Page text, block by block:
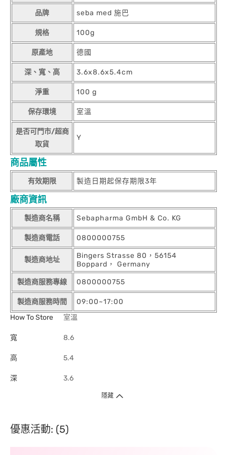
品牌 seba med 施巴
規格 100g
原產地 德國
深、寬、高 3.6x8.6x5.4cm
淨重 100 g
保存環境 室溫
是否可門市/超商
取貨
Y
商品屬性
有效期限 製造日期起保存期限3年
廠商資訊
製造商名稱 Sebapharma GmbH & Co. KG
製造商電話 0800000755
製造商地址
Bingers Strasse 80，56154
Boppard， Germany
製造商服務專線 0800000755
製造商服務時間
09:00~17:00
How To Store
室溫
寬 8.6
高 5.4
深 3.6
隱藏
優惠活動: (5)